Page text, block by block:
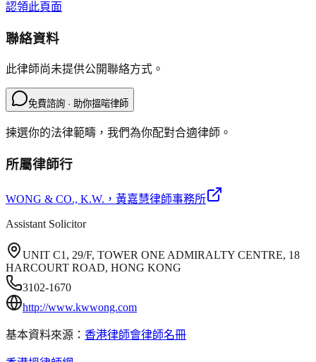
認領此頁面
聯絡資料
此律師尚未提供公開聯絡方式。
免費諮詢 · 助你搵啱律師
揀選你的法律範疇，我們為你配對合適律師。
所屬律師行
WONG & CO., K.W. ，黃嘉慧律師事務所
Assistant Solicitor
UNIT C1, 29/F, TOWER ONE ADMIRALTY CENTRE, 18
HARCOURT ROAD, HONG KONG
3102-1670
http://www.kwwong.com
基本資料來源： 香港律師會律師名冊